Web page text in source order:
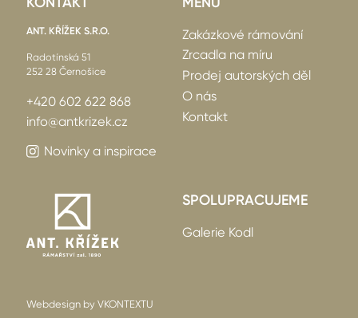
ANT. KŘÍŽEK S.R.O.
Radotínská 51
252 28 Černošice
+420 602 622 868
info@antkrizek.cz
Novinky a inspirace
Zakázkové rámování
Zrcadla na míru
Prodej autorských děl
O nás
Kontakt
SPOLUPRACUJEME
Galerie Kodl
Webdesign by VKONTEXTU